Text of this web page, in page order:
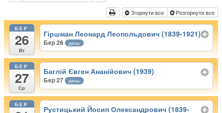
Згорнути все Розгорнути все
БЕР
26
Вт
Гіршман Леонард Леопольдович (1839-1921)
Бер 26 день
БЕР
27
Ср
Баглій Євген Ананійович (1939)
Бер 27 день
БЕР
Рустицький Йосип Олександрович (1839-